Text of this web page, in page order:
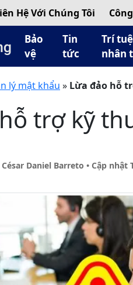
Hệ Với Chúng Tôi
Bảo
vệ
Tin
tức
Trí tuệ
nhân
lý mật khẩu » Lừa đảo hỗ
trợ kỹ
Daniel Barreto • Cập nhật